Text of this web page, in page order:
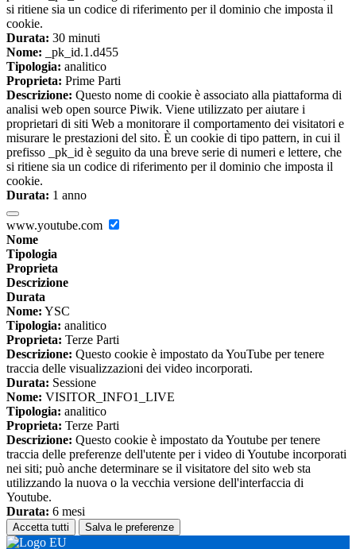
si ritiene sia un codice di riferimento per il dominio che imposta il
cookie.
Durata: 30 minuti
Nome: _pk_id.1.d455
Tipologia: analitico
Proprieta: Prime Parti
Descrizione: Questo nome di cookie è associato alla piattaforma di
analisi web open source Piwik. Viene utilizzato per aiutare i
proprietari di siti Web a monitorare il comportamento dei visitatori e
misurare le prestazioni del sito. È un cookie di tipo pattern, in cui il
prefisso _pk_id è seguito da una breve serie di numeri e lettere, che
si ritiene sia un codice di riferimento per il dominio che imposta il
cookie.
Durata: 1 anno
www.youtube.com
Nome
Tipologia
Proprieta
Descrizione
Durata
Nome: YSC
Tipologia: analitico
Proprieta: Terze Parti
Descrizione: Questo cookie è impostato da YouTube per tenere
traccia delle visualizzazioni dei video incorporati.
Durata: Sessione
Nome: VISITOR_INFO1_LIVE
Tipologia: analitico
Proprieta: Terze Parti
Descrizione: Questo cookie è impostato da Youtube per tenere
traccia delle preferenze dell'utente per i video di Youtube incorporati
nei siti; può anche determinare se il visitatore del sito web sta
utilizzando la nuova o la vecchia versione dell'interfaccia di
Youtube.
Durata: 6 mesi
Accetta tutti Salva le preferenze